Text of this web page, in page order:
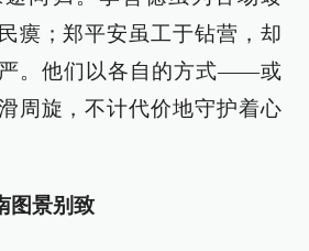
瘼；郑平安虽工于钻营，却
。他们以各自的方式——或
周旋，不计代价地守护着心
图景别致